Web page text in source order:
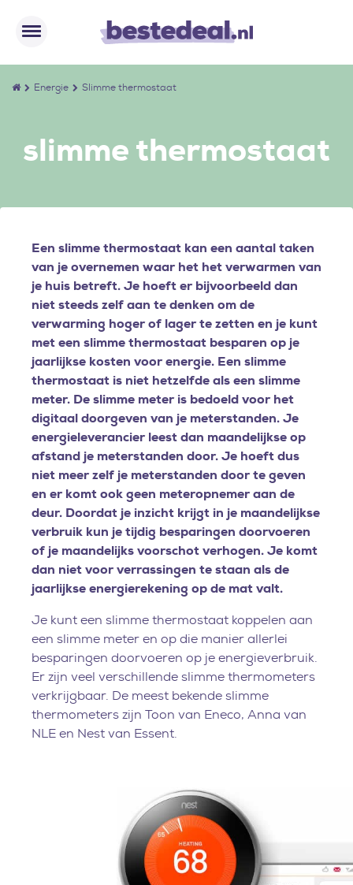
Energie Slimme thermostaat
slimme thermostaat
Een slimme thermostaat kan een aantal taken
van je overnemen waar het het verwarmen van
je huis betreft. Je hoeft er bijvoorbeeld dan
niet steeds zelf aan te denken om de
verwarming hoger of lager te zetten en je kunt
met een slimme thermostaat besparen op je
jaarlijkse kosten voor energie. Een slimme
thermostaat is niet hetzelfde als een slimme
meter. De slimme meter is bedoeld voor het
digitaal doorgeven van je meterstanden. Je
energieleverancier leest dan maandelijkse op
afstand je meterstanden door. Je hoeft dus
niet meer zelf je meterstanden door te geven
en er komt ook geen meteropnemer aan de
deur. Doordat je inzicht krijgt in je maandelijkse
verbruik kun je tijdig besparingen doorvoeren
of je maandelijks voorschot verhogen. Je komt
dan niet voor verrassingen te staan als de
jaarlijkse energierekening op de mat valt.
Je kunt een slimme thermostaat koppelen aan
een slimme meter en op die manier allerlei
besparingen doorvoeren op je energieverbruik.
Er zijn veel verschillende slimme thermometers
verkrijgbaar. De meest bekende slimme
thermometers zijn Toon van Eneco, Anna van
NLE en Nest van Essent.